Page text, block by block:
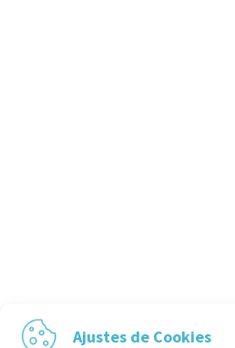
Ajustes de Cookies